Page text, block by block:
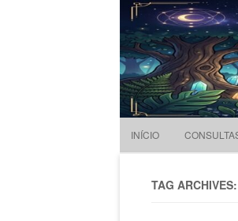
Evandro
INÍCIO
TAG